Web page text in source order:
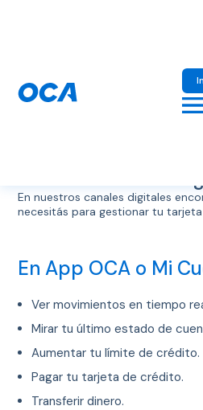
En nuestros canales digitales
necesitás para gestionar tu
En App OCA o Mi
Ver movimientos en tiempo
Mirar tu último estado de
Aumentar tu límite de crédito.
Pagar tu tarjeta de crédito.
Transferir dinero.